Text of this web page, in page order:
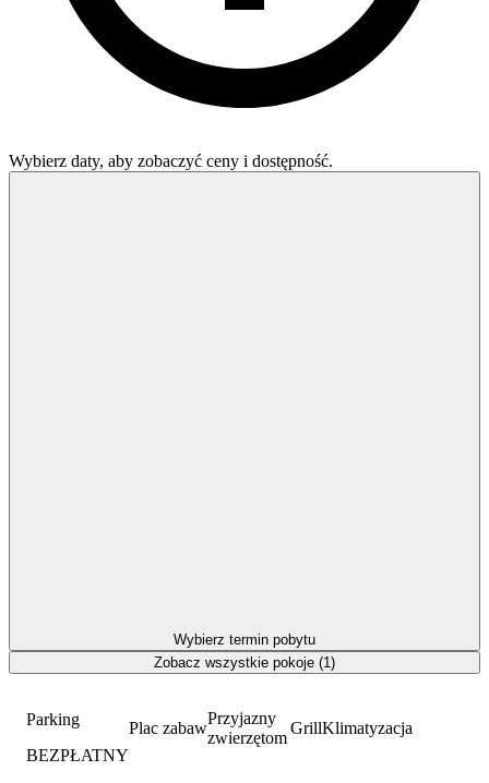
Parking
BEZPŁATNY
Plac zabaw
Przyjazny
zwierzętom
GrillKlimatyzacja
Wybierz daty, aby zobaczyć ceny i dostępność.
Wybierz termin pobytu
Zobacz wszystkie pokoje (1)